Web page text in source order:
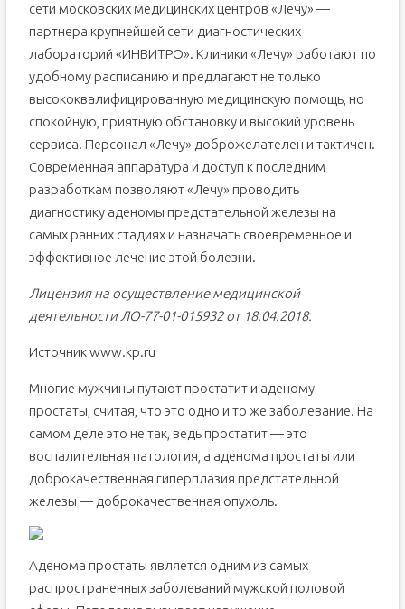
сети московских медицинских центров «Лечу» —
партнера крупнейшей сети диагностических
лабораторий «ИНВИТРО». Клиники «Лечу» работают по
удобному расписанию и предлагают не только
высококвалифицированную медицинскую помощь, но
спокойную, приятную обстановку и высокий уровень
сервиса. Персонал «Лечу» доброжелателен и тактичен.
Современная аппаратура и доступ к последним
разработкам позволяют «Лечу» проводить
диагностику аденомы предстательной железы на
самых ранних стадиях и назначать своевременное и
эффективное лечение этой болезни.
Лицензия на осуществление медицинской
деятельности ЛО-77-01-015932 от 18.04.2018.
Источник www.kp.ru
Многие мужчины путают простатит и аденому
простаты, считая, что это одно и то же заболевание. На
самом деле это не так, ведь простатит — это
воспалительная патология, а аденома простаты или
доброкачественная гиперплазия предстательной
железы — доброкачественная опухоль.
Аденома простаты является одним из самых
распространенных заболеваний мужской половой